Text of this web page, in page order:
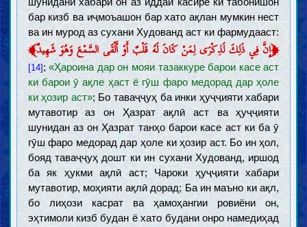
шунидани хабари он аз иддаи касире ки табонишон
бар кизб ва иҷмоъашон бар хато ақлан мумкин нест
ва ин мурод аз сухани Худованд аст ки фармудааст:
﴿إِنَّ فِي ذَلِكَ لَذِكْرَى لِمَنْ كَانَ لَهُ قَلْبٌ أَوْ أَلْقَى السَّمْعَ وَهُوَ شَهِيدٌ﴾
[14] ;«Ҳароина дар он мояи тазаккуре барои касе аст
ки барои ӯ ақле ҳаст ё гӯш фаро медорад дар ҳоле
ки ҳозир аст»; Бо таваҷҷуҳ ба инки ҳуҷҷияти хабари
мутавотир аз он Ҳазрат ақлӣ аст ва ҳуҷҷияти
шунидан аз он Ҳазрат танҳо барои касе аст ки ба ӯ
гӯш фаро медорад дар ҳоле ки ҳозир аст. Бо ин ҳол,
бояд таваҷҷуҳ дошт ки ин сухани Худованд, иршод
ба як ҳукми ақлӣ аст; Чароки ҳуҷҷияти хабари
мутавотир, моҳияти ақлӣ дорад; Ба ин маъно ки ақл,
бо лиҳози касрат ва ҳамоҳангии ровиёни он,
эҳтимоли кизб будан ё хато будани онро намедиҳад